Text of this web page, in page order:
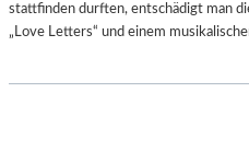
stattfinden durften, entschädigt man
„Love Letters“ und einem